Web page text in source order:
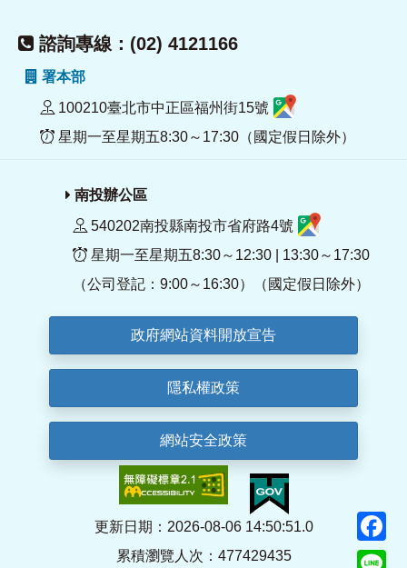
諮詢專線：(02) 4121166
署本部
100210臺北市中正區福州街15號
星期一至星期五8:30～17:30（國定假日除外）
南投辦公區
540202南投縣南投市省府路4號
星期一至星期五8:30～12:30 | 13:30～17:30
（公司登記：9:00～16:30）（國定假日除外）
政府網站資料開放宣告
隱私權政策
網站安全政策
更新日期：2026-08-06 14:50:51.0
累積瀏覽人次：477429435